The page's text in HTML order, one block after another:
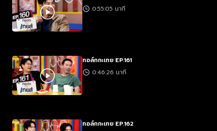
0:55:05 นาที
ทอล์กกะเทย EP.161
0:46:26 นาที
ทอล์กกะเทย EP.162